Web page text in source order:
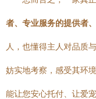
者、专业服务的提供者
人，也懂得主人对品质
妨实地考察，感受其环
能让您安心托付、让爱